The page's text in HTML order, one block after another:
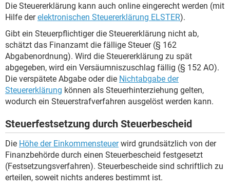
Die Steuererklärung kann auch online eingerecht werden (mit
Hilfe derelektronischen Steuererklärung ELSTER).
Gibt ein Steuerpflichtiger die Steuererklärung nicht ab,
schätzt das Finanzamt die fällige Steuer (§ 162
Abgabenordnung). Wird die Steuererklärung zu spät
abgegeben, wird ein Versäumniszuschlag fällig (§ 152 AO).
Die verspätete Abgabe oder die Nichtabgabe der
Steuererklärung können als Steuerhinterziehung gelten,
wodurch ein Steuerstrafverfahren ausgelöst werden kann.
Steuerfestsetzung durch Steuerbescheid
Die Höhe der Einkommensteuerwird grundsätzlich von der
Finanzbehörde durch einen Steuerbescheid festgesetzt
(Festsetzungsverfahren). Steuerbescheide sind schriftlich zu
erteilen, soweit nichts anderes bestimmt ist.